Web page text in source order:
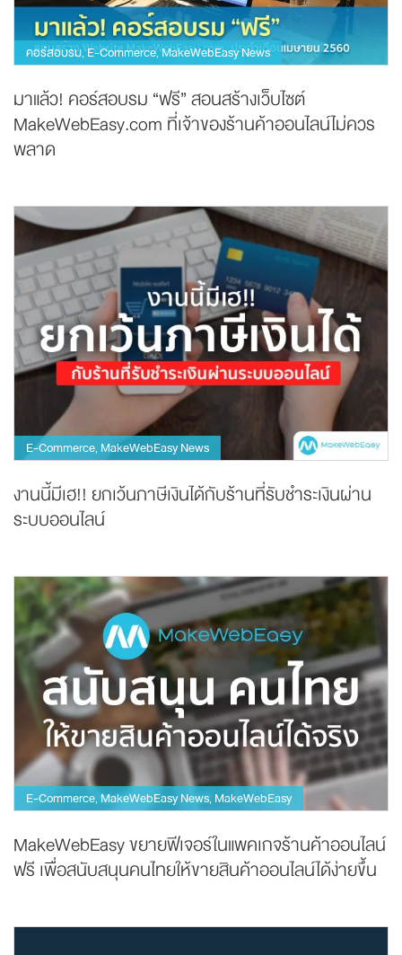
คอร์สอบรม,E-Commerce,MakeWebEasy News
มาแล้ว! คอร์สอบรม “ฟรี” สอนสร้างเว็บไซต์
MakeWebEasy.com ที่เจ้าของร้านค้าออนไลน์ไม่ควร
พลาด
E-Commerce, MakeWebEasy News
งานนี้มีเฮ!! ยกเว้นภาษีเงินได้กับร้านที่รับชำระเงินผ่าน
ระบบออนไลน์
E-Commerce, MakeWebEasy News, MakeWebEasy
MakeWebEasy ขยายฟีเจอร์ในแพคเกจร้านค้าออนไลน์
ฟรี เพื่อสนับสนุนคนไทยให้ขายสินค้าออนไลน์ได้ง่ายขึ้น